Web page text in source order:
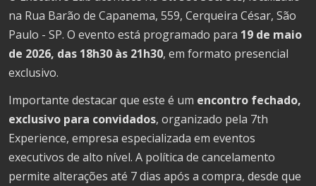
na Rua Barão de Capanema, 559, Cerqueira César, São
Paulo - SP. O evento está programado para 19 de maio
de 2026, das 18h30 às 21h30, em formato presencial
exclusivo.
Importante destacar que este é um encontro fechado,
exclusivo para convidados, organizado pela 7th
Experience, empresa especializada em eventos
executivos de alto nível. A política de cancelamento
permite alterações até 7 dias após a compra, desde que